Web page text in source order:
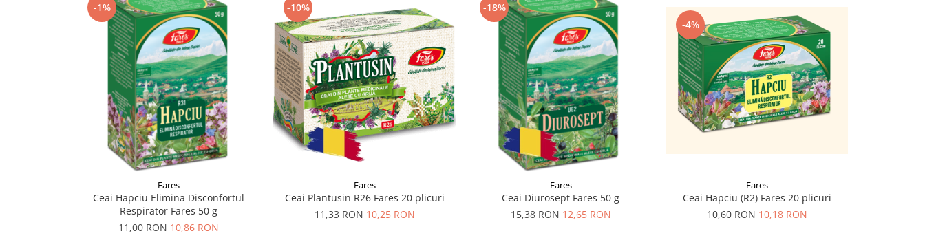
Supliment Vitamina D3
Supliment Vitamina E
Tincturi si Gemoderivate
Tuse gat si respiratie
-1%
Fares
Ceai Hapciu Elimina Disconfortul
Respirator Fares 50 g
11,00 RON10,86 RON
-10%
Fares
Ceai Plantusin R26 Fares 20 plicuri
11,33 RON10,25 RON
-18%
Fares
Ceai Diurosept Fares 50 g
15,38 RON12,65 RON
-4%
Fares
Ceai Hapciu (R2) Fares 20 plicuri
10,60 RON10,18 RON